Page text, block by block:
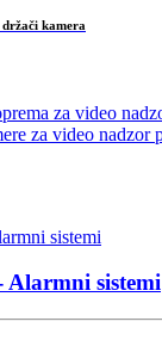
kamera
Alarmni sistemi